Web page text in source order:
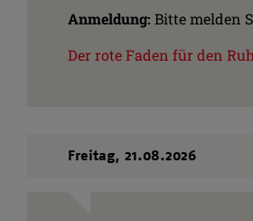
Anmeldung: Bitte melden
Der rote Faden für den
Freitag, 21.08.2026